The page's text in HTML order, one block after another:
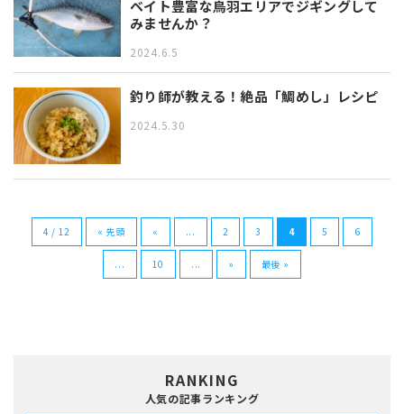
ベイト豊富な鳥羽エリアでジギングして
みませんか？
2024.6.5
釣り師が教える！絶品「鯛めし」レシピ
2024.5.30
4 / 12 « 先頭 « ... 2 3 4 5 6
... 10 ... » 最後 »
RANKING
人気の記事ランキング